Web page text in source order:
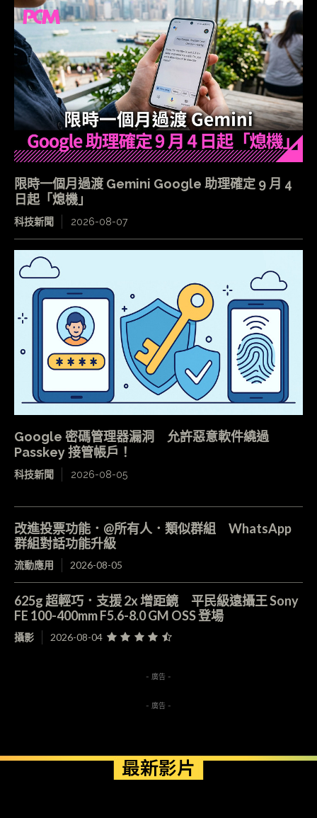
限時一個月過渡 Gemini Google 助理確定 9 月 4
日起「熄機」
科技新聞 2026-08-07
Google 密碼管理器漏洞 允許惡意軟件繞過
Passkey 接管帳戶！
科技新聞 2026-08-05
改進投票功能．@所有人．類似群組 WhatsApp
群組對話功能升級
流動應用 2026-08-05
625g 超輕巧．支援 2x 增距鏡 平民級遠攝王 Sony
FE 100-400mm F5.6-8.0 GM OSS 登場
攝影 2026-08-04
- 廣告 -
- 廣告 -
最新影片